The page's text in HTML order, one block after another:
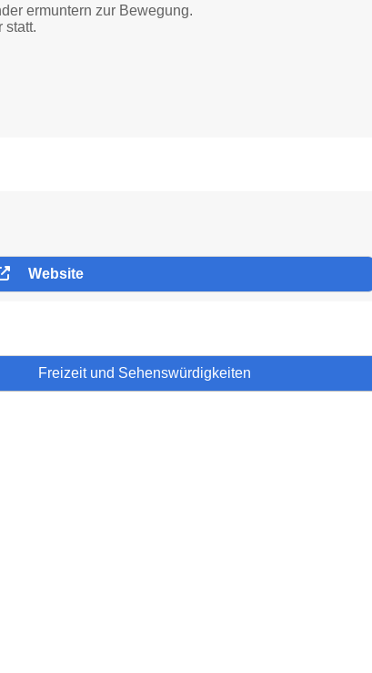
ermuntern zur Bewegung.
statt.
Website
Freizeit und Sehenswürdigkeiten